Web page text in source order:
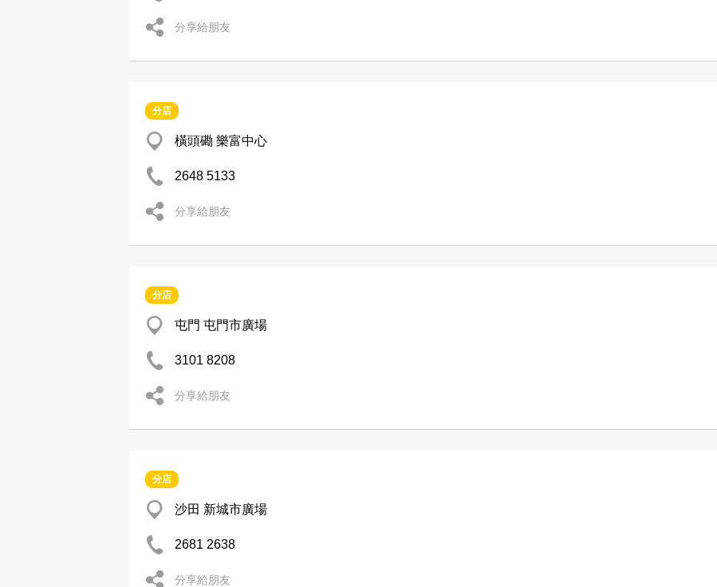
分享給朋友
分店
橫頭磡 樂富中心
2648 5133
分享給朋友
分店
屯門 屯門市廣場
3101 8208
分享給朋友
分店
沙田 新城市廣場
2681 2638
分享給朋友